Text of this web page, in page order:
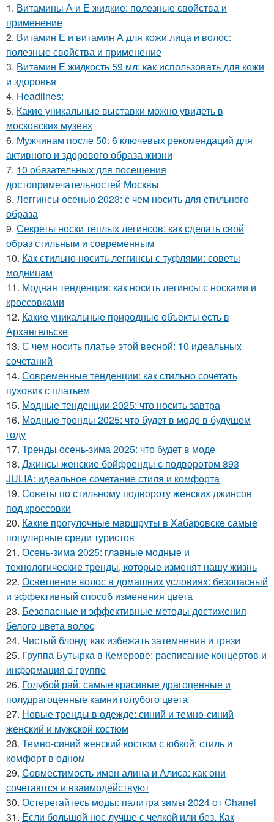
1. Витамины А и Е жидкие: полезные свойства и
применение
2. Витамин Е и витамин А для кожи лица и волос:
полезные свойства и применение
3. Витамин Е жидкость 59 мл: как использовать для кожи
и здоровья
4. Headlines:
5. Какие уникальные выставки можно увидеть в
московских музеях
6. Мужчинам после 50: 6 ключевых рекомендаций для
активного и здорового образа жизни
7. 10 обязательных для посещения
достопримечательностей Москвы
8. Леггинсы осенью 2023: с чем носить для стильного
образа
9. Секреты носки теплых легинсов: как сделать свой
образ стильным и современным
10. Как стильно носить леггинсы с туфлями: советы
модницам
11. Модная тенденция: как носить легинсы с носками и
кроссовками
12. Какие уникальные природные объекты есть в
Архангельске
13. С чем носить платье этой весной: 10 идеальных
сочетаний
14. Современные тенденции: как стильно сочетать
пуховик с платьем
15. Модные тенденции 2025: что носить завтра
16. Модные тренды 2025: что будет в моде в будущем
году
17. Тренды осень-зима 2025: что будет в моде
18. Джинсы женские бойфренды с подворотом 893
JULIA: идеальное сочетание стиля и комфорта
19. Советы по стильному подвороту женских джинсов
под кроссовки
20. Какие прогулочные маршруты в Хабаровске самые
популярные среди туристов
21. Осень-зима 2025: главные модные и
технологические тренды, которые изменят нашу жизнь
22. Осветление волос в домашних условиях: безопасный
и эффективный способ изменения цвета
23. Безопасные и эффективные методы достижения
белого цвета волос
24. Чистый блонд: как избежать затемнения и грязи
25. Группа Бутырка в Кемерове: расписание концертов и
информация о группе
26. Голубой рай: самые красивые драгоценные и
полудрагоценные камни голубого цвета
27. Новые тренды в одежде: синий и темно-синий
женский и мужской костюм
28. Темно-синий женский костюм с юбкой: стиль и
комфорт в одном
29. Совместимость имен алина и Алиса: как они
сочетаются и взаимодействуют
30. Остерегайтесь моды: палитра зимы 2024 от Chanel
31. Если большой нос лучше с челкой или без. Как